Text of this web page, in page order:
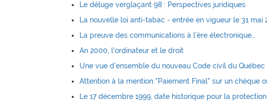
Le déluge verglaçant 98 : Perspectives juridiques
La nouvelle loi anti-tabac - entrée en vigueur le 31 mai
La preuve des communications à l'ère électronique…
An 2000, l'ordinateur et le droit
Une vue d'ensemble du nouveau Code civil du Québec
Attention à la mention "Paiement Final" sur un chèque
Le 17 décembre 1999, date historique pour la